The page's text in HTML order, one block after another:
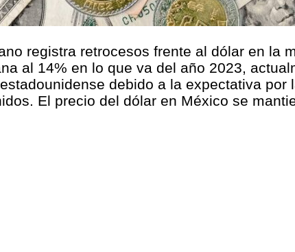
registra retrocesos frente al dólar en la
al 14% en lo que va del año 2023,
debido a la expectativa
El precio del dólar en México se